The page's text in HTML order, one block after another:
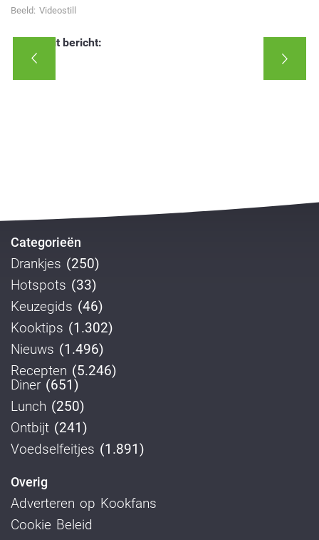
Beeld: Videostill
Deel dit bericht:
Categorieën
Drankjes (250)
Hotspots (33)
Keuzegids (46)
Kooktips (1.302)
Nieuws (1.496)
Recepten (5.246)
Diner (651)
Lunch (250)
Ontbijt (241)
Voedselfeitjes (1.891)
Overig
Adverteren op Kookfans
Cookie Beleid